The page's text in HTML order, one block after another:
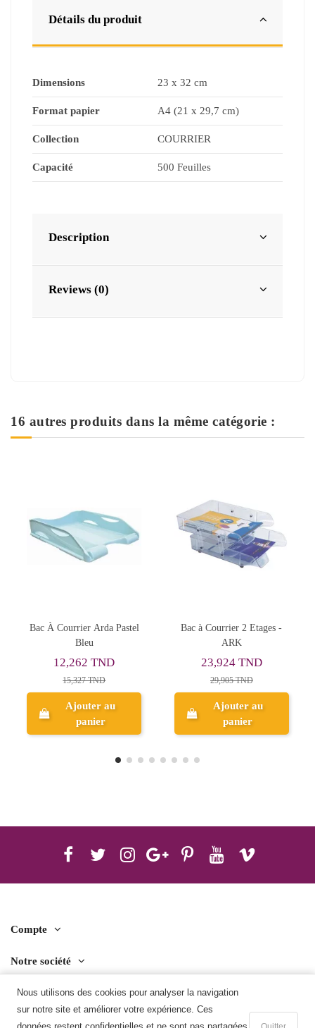
Nous utilisons des cookies pour analyser la navigation
sur notre site et améliorer votre expérience. Ces
Détails du produit
Dimensions 23 x 32 cm
Format papier A4 (21 x 29,7 cm)
Collection COURRIER
Capacité 500 Feuilles
Description
Reviews (0)
16 autres produits dans la même catégorie :
Arda Pastel
Ajouter au
panier
Bac à Courrier 2 Etages -
Ajouter au
panier
Bac À
Compte
Notre société
Contact us
Télécharger l'application mobile